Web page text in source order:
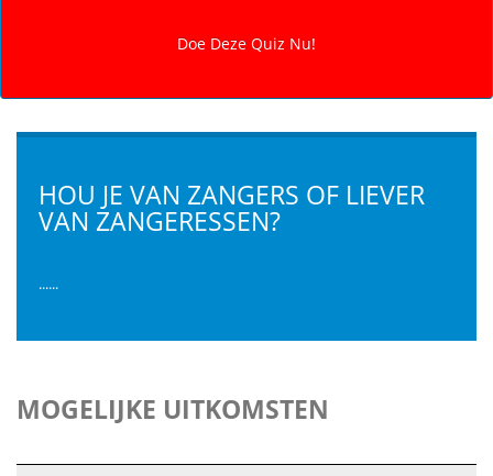
HOU JE VAN ZANGERS OF LIEVER
VAN ZANGERESSEN?
......
MOGELIJKE UITKOMSTEN